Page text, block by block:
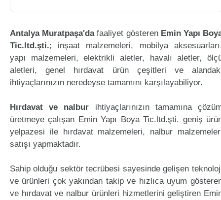
Antalya Muratpaşa'dafaaliyet gösteren Emin Yapı
Tic.ltd.şti.; inşaat malzemeleri, mobilya
yapı malzemeleri, elektrikli aletler, havalı aletler,
aletleri, genel hırdavat ürün çeşitleri ve
ihtiyaçlarınızın neredeyse tamamını karşılayabiliyor.
Hırdavat ve nalbur ihtiyaçlarınızın tamamına
üretmeye çalışan Emin Yapı Boya Tic.ltd.şti. geniş
yelpazesi ile hırdavat malzemeleri, nalbur
satışı yapmaktadır.
Sahip olduğu sektör tecrübesi sayesinde gelişen
ve ürünleri çok yakından takip ve hızlıca uyum
ve hırdavat ve nalbur ürünleri hizmetlerini geliştiren